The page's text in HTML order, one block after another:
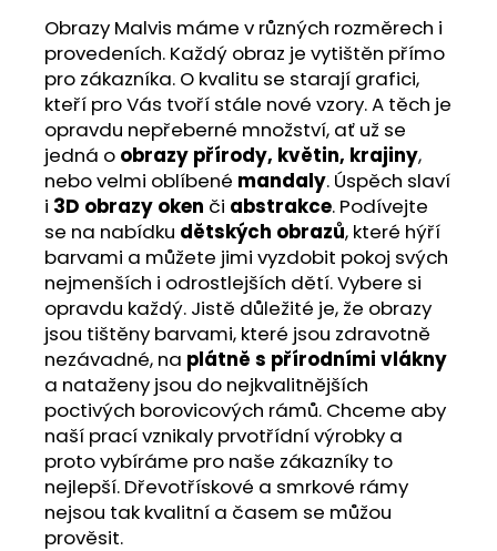
Obrazy Malvis máme v různých rozměrech i
provedeních. Každý obraz je vytištěn přímo
pro zákazníka. O kvalitu se starají grafici,
kteří pro Vás tvoří stále nové vzory. A těch je
opravdu nepřeberné množství, ať už se
jedná o obrazy přírody, květin, krajiny,
nebo velmi oblíbené mandaly. Úspěch slaví
i 3D obrazy oken či abstrakce. Podívejte
se na nabídku dětských obrazů, které hýří
barvami a můžete jimi vyzdobit pokoj svých
nejmenších i odrostlejších dětí. Vybere si
opravdu každý. Jistě důležité je, že obrazy
jsou tištěny barvami, které jsou zdravotně
nezávadné, na plátně s přírodními vlákny
a nataženy jsou do nejkvalitnějších
poctivých borovicových rámů. Chceme aby
naší prací vznikaly prvotřídní výrobky a
proto vybíráme pro naše zákazníky to
nejlepší. Dřevotřískové a smrkové rámy
nejsou tak kvalitní a časem se můžou
prověsit.